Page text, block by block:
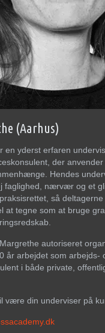
(Aarhus)
en yderst erfaren
der
Hendes
faglighed, nærvær og et
så
tegne som at bruge
autoriseret
år arbejdet som arbejds-
i både private,
være din underviser på
.dk